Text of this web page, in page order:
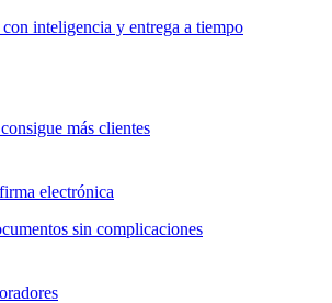
con inteligencia y entrega a tiempo
más clientes
electrónica
sin complicaciones